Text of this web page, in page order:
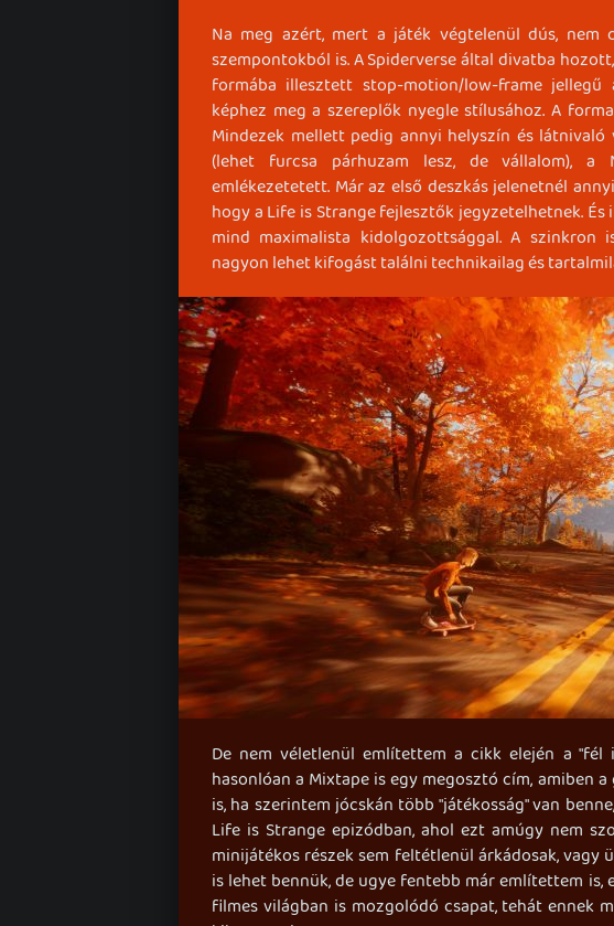
Na meg azért, mert a játék végtelenül dús, nem
szempontokból is. A Spiderverse által divatba
formába illesztett stop-motion/low-frame jellegű
képhez meg a szereplők nyegle stílusához. A
Mindezek mellett pedig annyi helyszín és
(lehet furcsa párhuzam lesz, de vállalom), a
emlékezetetett. Már az első deszkás jelenetnél
hogy a Life is Strange fejlesztők jegyzetelhetnek.
mind maximalista kidolgozottsággal. A szinkron
nagyon lehet kifogást találni technikailag és
De nem véletlenül említettem a cikk elején a "fél
hasonlóan a Mixtape is egy megosztó cím, amiben
is, ha szerintem jócskán több "játékosság" van
Life is Strange epizódban, ahol ezt amúgy nem
minijátékos részek sem feltétlenül árkádosak, vagy
is lehet bennük, de ugye fentebb már említettem is,
filmes világban is mozgolódó csapat, tehát ennek